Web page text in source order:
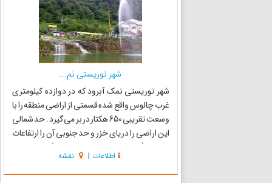
شهر توریستی نم...
شهر توریستی نمک آبرود که در دوازده کیلومتری
غرب چالوس واقع شده قسمتی از اراضی منطقه را با
وسعت تقریبی 650 هکتار در بر می‌گیرد . حد شمالی
این اراضی را دریای خزر و حد جنوبی آن را ارتفاعات
مدوبن ( از ارتفاعات سلسله جبال البرز ) تشکیل داده
است . وجود پارک‌های جنگلی بنفشه و شمشاد در
قسمت ش...
اطلاعات | نقشه